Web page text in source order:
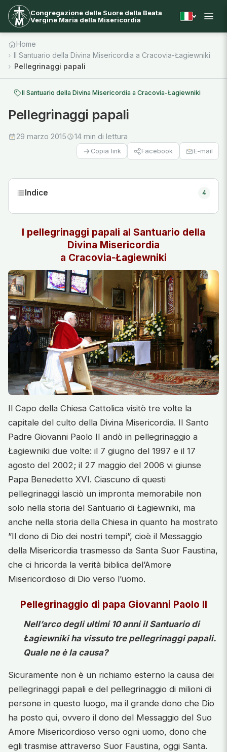
Congregazione delle Suore della Beata
Vergine Maria della Misericordia
Home
Il Santuario della Divina Misericordia a Cracovia-Łagiewniki
Pellegrinaggi papali
Il Santuario della Divina Misericordia a Cracovia-Łagiewniki
Pellegrinaggi papali
29 marzo 2015 14 min di lettura
Copia link Facebook E-mail
Indice 4
I pellegrinaggi papali al Santuario della
Divina Misericordia
a Cracovia-Łagiewniki
Il Capo della Chiesa Cattolica visitò tre volte la
capitale del culto della Divina Misericordia. Il Santo
Padre Giovanni Paolo II andò in pellegrinaggio a
Łagiewniki due volte: il 7 giugno del 1997 e il 17
agosto del 2002; il 27 maggio del 2006 vi giunse
Papa Benedetto XVI. Ciascuno di questi
pellegrinaggi lasciò un impronta memorabile non
solo nella storia del Santuario di Łagiewniki, ma
anche nella storia della Chiesa in quanto ha mostrato
”Il dono di Dio dei nostri tempi”, cioè il Messaggio
della Misericordia trasmesso da Santa Suor Faustina,
che ci hricorda la verità biblica del’Amore
Misericordioso di Dio verso l’uomo.
Pellegrinaggio di papa Giovanni Paolo II
Nell’arco degli ultimi 10 anni il Santuario di
Łagiewniki ha vissuto tre pellegrinaggi papali.
Quale ne è la causa?
Sicuramente non è un richiamo esterno la causa dei
pellegrinaggi papali e del pellegrinaggio di milioni di
persone in questo luogo, ma il grande dono che Dio
ha posto qui, ovvero il dono del Messaggio del Suo
Amore Misericordioso verso ogni uomo, dono che
egli trasmise attraverso Suor Faustina, oggi Santa.